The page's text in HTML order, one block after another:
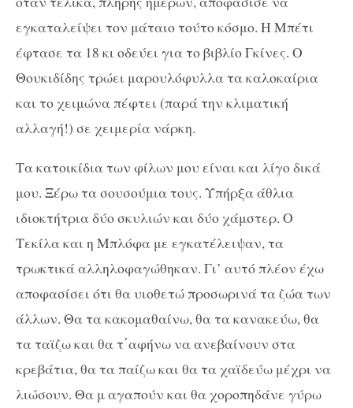
εγκαταλείψει τον μάταιο τούτο κόσμο. Η Μπέτι
έφτασε τα 18 κι οδεύει για το βιβλίο Γκίνες. Ο
Θουκιδίδης τρώει μαρουλόφυλλα τα καλοκαίρια
και το χειμώνα πέφτει (παρά την κλιματική
αλλαγή!) σε χειμερία νάρκη.
Τα κατοικίδια των φίλων μου είναι και λίγο δικά
μου. Ξέρω τα σουσούμια τους. Υπήρξα άθλια
ιδιοκτήτρια δύο σκυλιών και δύο χάμστερ. Ο
Τεκίλα και η Μπλόφα με εγκατέλειψαν, τα
τρωκτικά αλληλοφαγώθηκαν. Γι’ αυτό πλέον έχω
αποφασίσει ότι θα υιοθετώ προσωρινά τα ζώα των
άλλων. Θα τα κακομαθαίνω, θα τα κανακεύω, θα
τα ταϊζω και θα τ΄αφήνω να ανεβαίνουν στα
κρεβάτια, θα τα παίζω και θα τα χαϊδεύω μέχρι να
λιώσουν. Θα μ αγαπούν και θα χοροπηδάνε γύρω